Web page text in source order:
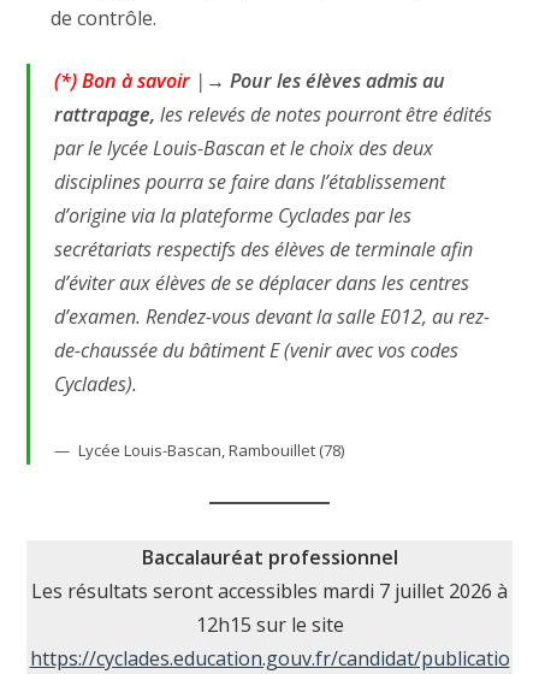
de contrôle.
(*) Bon à savoir |→Pour les élèves admis au
rattrapage, les relevés de notes pourront être édités
par le lycée Louis-Bascan et le choix des deux
disciplines pourra se faire dans l’établissement
d’origine via la plateforme Cyclades par les
secrétariats respectifs des élèves de terminale afin
d’éviter aux élèves de se déplacer dans les centres
d’examen. Rendez-vous devant la salle E012, au rez-
de-chaussée du bâtiment E (venir avec vos codes
Cyclades).
Lycée Louis-Bascan, Rambouillet (78)
Baccalauréat professionnel
Les résultats seront accessibles mardi 7 juillet 2026 à
12h15 sur le site
https://cyclades.education.gouv.fr/candidat/publicatio